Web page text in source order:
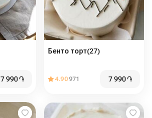
7 990֏
Бенто торт(27)
4.90971 7 990֏